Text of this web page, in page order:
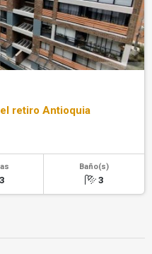
retiro Antioquia
3
Baño(s)
3